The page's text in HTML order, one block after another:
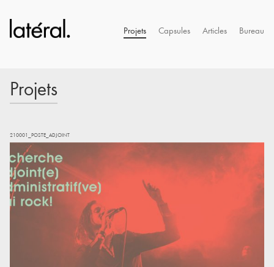
Projets Capsules Articles Bureau
Projets
210001_POSTE_ADJOINT